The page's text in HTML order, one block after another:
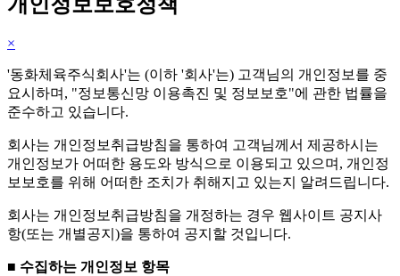
×
'동화체육주식회사'는 (이하 '회사'는) 고객님의 개인정보를 중
요시하며, "정보통신망 이용촉진 및 정보보호"에 관한 법률을
준수하고 있습니다.
회사는 개인정보취급방침을 통하여 고객님께서 제공하시는
개인정보가 어떠한 용도와 방식으로 이용되고 있으며, 개인정
보보호를 위해 어떠한 조치가 취해지고 있는지 알려드립니다.
회사는 개인정보취급방침을 개정하는 경우 웹사이트 공지사
항(또는 개별공지)을 통하여 공지할 것입니다.
■ 수집하는 개인정보 항목